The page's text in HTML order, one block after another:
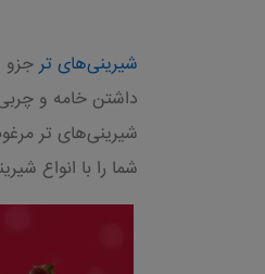
شیرینی‌های ترجزو
داشتن خامه و
شیرینی‌های تر
شما را با انواع